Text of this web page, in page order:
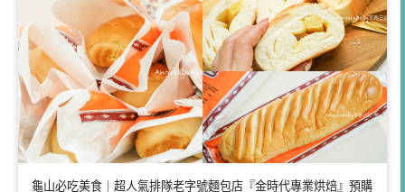
龜山必吃美食｜超人氣排隊老字號麵包店『金時代專業烘焙』預購